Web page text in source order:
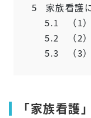
5
家族看護
5.1
（1
5.2
（2
5.3
（3
「家族看護